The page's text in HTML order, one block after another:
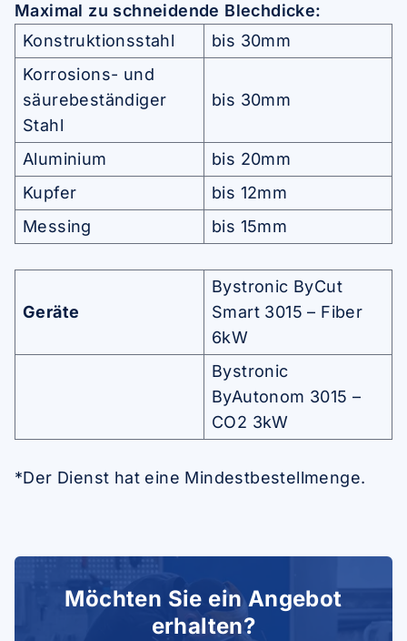
Möchten Sie ein Angebot
erhalten?
Maximal zu schneidende Blechdicke:
Konstruktionsstahl
bis 30mm
Korrosions- und
säurebeständiger
Stahl
bis 30mm
Aluminium
bis 20mm
Kupfer
bis 12mm
Messing
bis 15mm
Geräte
Bystronic ByCut
Smart 3015 – Fiber
6kW
Bystronic
ByAutonom 3015 –
CO2 3kW
*Der Dienst hat eine Mindestbestellmenge.